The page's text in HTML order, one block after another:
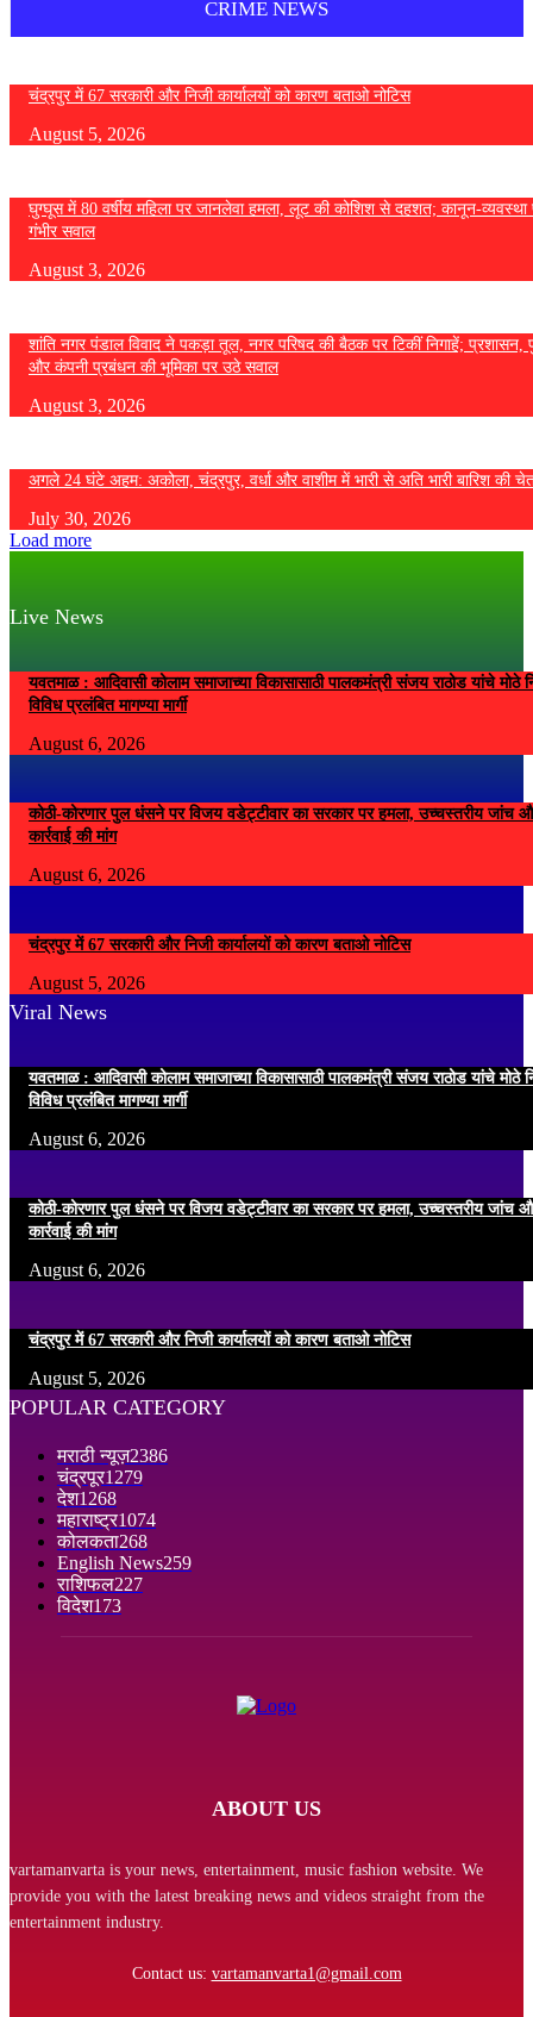
CRIME NEWS
चंद्रपुर में 67 सरकारी और निजी कार्यालयों को कारण बताओ नोटिस
August 5, 2026
घुग्घूस में 80 वर्षीय महिला पर जानलेवा हमला, लूट की कोशिश से दहशत; कानून-व्यवस्था
गंभीर सवाल
August 3, 2026
शांति नगर पंडाल विवाद ने पकड़ा तूल, नगर परिषद की बैठक पर टिकीं निगाहें; प्रशासन,
और कंपनी प्रबंधन की भूमिका पर उठे सवाल
August 3, 2026
अगले 24 घंटे अहम: अकोला, चंद्रपुर, वर्धा और वाशीम में भारी से अति भारी बारिश की
July 30, 2026
Load more
Live News
यवतमाळ : आदिवासी कोलाम समाजाच्या विकासासाठी पालकमंत्री संजय राठोड यांचे मोठे
विविध प्रलंबित मागण्या मार्गी
August 6, 2026
कोठी-कोरणार पुल धंसने पर विजय वडेट्टीवार का सरकार पर हमला, उच्चस्तरीय जांच
कार्रवाई की मांग
August 6, 2026
चंद्रपुर में 67 सरकारी और निजी कार्यालयों को कारण बताओ नोटिस
August 5, 2026
Viral News
यवतमाळ : आदिवासी कोलाम समाजाच्या विकासासाठी पालकमंत्री संजय राठोड यांचे मोठे
विविध प्रलंबित मागण्या मार्गी
August 6, 2026
कोठी-कोरणार पुल धंसने पर विजय वडेट्टीवार का सरकार पर हमला, उच्चस्तरीय जांच
कार्रवाई की मांग
August 6, 2026
चंद्रपुर में 67 सरकारी और निजी कार्यालयों को कारण बताओ नोटिस
August 5, 2026
POPULAR CATEGORY
मराठी न्यूज़2386
चंद्रपूर1279
देश1268
महाराष्ट्र1074
कोलकता268
English News259
राशिफल227
विदेश173
ABOUT US
vartamanvarta is your news, entertainment, music fashion website. We
provide you with the latest breaking news and videos straight from the
entertainment industry.
Contact us: vartamanvarta1@gmail.com